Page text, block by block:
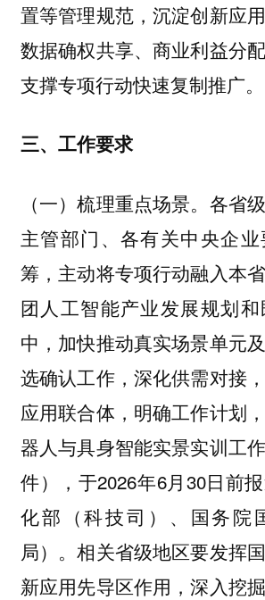
置等管理规范，沉淀创新应用
数据确权共享、商业利益分
支撑专项行动快速复制推广。
三、工作要求
（一）梳理重点场景。 各省
主管部门、各有关中央企
筹，主动将专项行动融入本
团人工智能产业发展规划
中，加快推动真实场景单元
选确认工作，深化供需对接
应用联合体，明确工作计划
器人与具身智能实景实训工
件），于2026年6月30日前
化部（科技司）、国务院
局）。相关省级地区要发挥
新应用先导区作用，深入挖